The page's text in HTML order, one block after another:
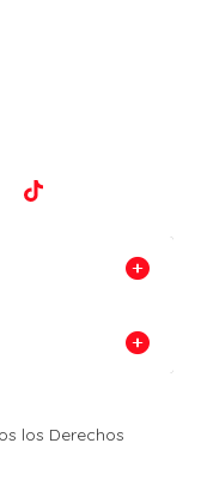
los Derechos